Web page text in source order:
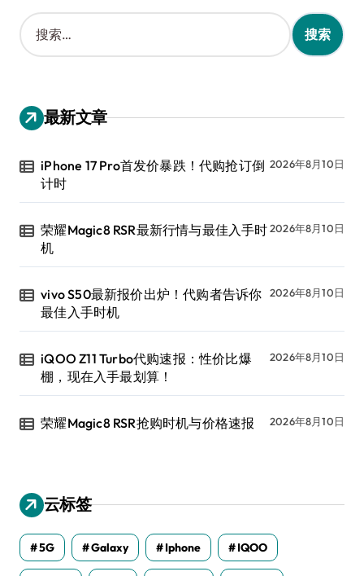
搜
索
：
最新文章
iPhone 17 Pro首发价暴跌！代购抢订倒
计时
2026年8月10日
荣耀Magic8 RSR最新行情与最佳入手时
机
2026年8月10日
vivo S50最新报价出炉！代购者告诉你
最佳入手时机
2026年8月10日
iQOO Z11 Turbo代购速报：性价比爆
棚，现在入手最划算！
2026年8月10日
荣耀Magic8 RSR抢购时机与价格速报 2026年8月10日
云标签
5G Galaxy Iphone IQOO